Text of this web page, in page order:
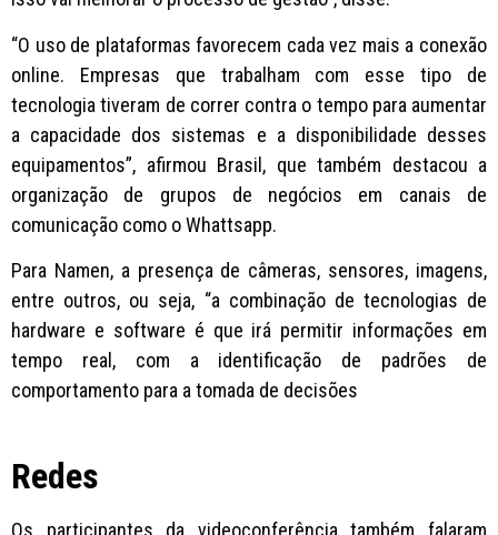
“O uso de plataformas favorecem cada vez mais a conexão
online. Empresas que trabalham com esse tipo de
tecnologia tiveram de correr contra o tempo para aumentar
a capacidade dos sistemas e a disponibilidade desses
equipamentos”, afirmou Brasil, que também destacou a
organização de grupos de negócios em canais de
comunicação como o Whattsapp.
Para Namen, a presença de câmeras, sensores, imagens,
entre outros, ou seja, “a combinação de tecnologias de
hardware e software é que irá permitir informações em
tempo real, com a identificação de padrões de
comportamento para a tomada de decisões
Redes
Os participantes da videoconferência também falaram